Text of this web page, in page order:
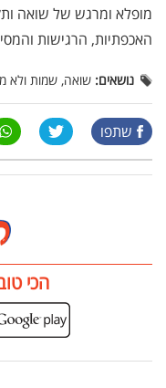
מופלא ומרגש של שואה
האכפתיות, הרגישות
נושאים: שואה, שמות ולא
שתפו
הכי